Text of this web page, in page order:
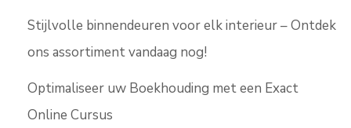
Stijlvolle binnendeuren voor elk interieur – Ontdek
ons assortiment vandaag nog!
Optimaliseer uw Boekhouding met een Exact
Online Cursus